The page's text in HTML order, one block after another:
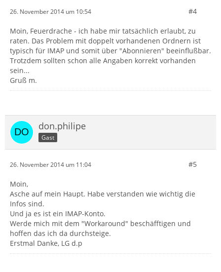
26. November 2014 um 10:54 #4
Moin, Feuerdrache - ich habe mir tatsächlich erlaubt, zu
raten. Das Problem mit doppelt vorhandenen Ordnern ist
typisch für IMAP und somit über "Abonnieren" beeinflußbar.
Trotzdem sollten schon alle Angaben korrekt vorhanden
sein...
Gruß m.
don.philipe
Gast
26. November 2014 um 11:04 #5
Moin,
Asche auf mein Haupt. Habe verstanden wie wichtig die
Infos sind.
Und ja es ist ein IMAP-Konto.
Werde mich mit dem "Workaround" beschäfftigen und
hoffen das ich da durchsteige.
Erstmal Danke, LG d.p